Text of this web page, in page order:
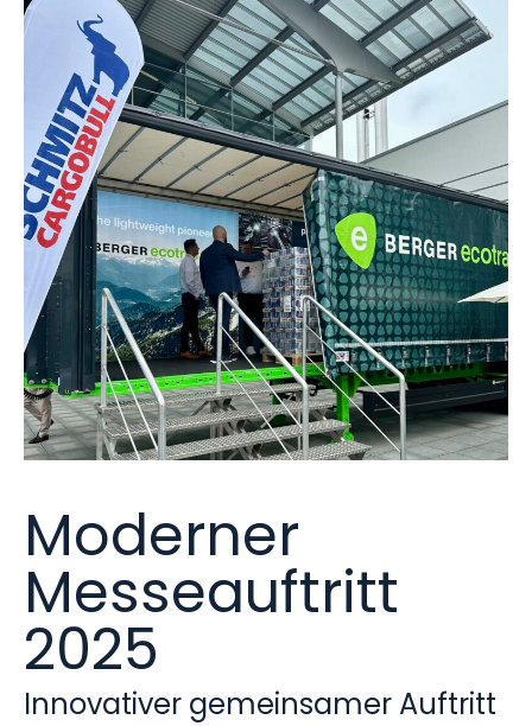
Moderner
Messeauftritt
2025
Innovativer gemeinsamer Auftritt